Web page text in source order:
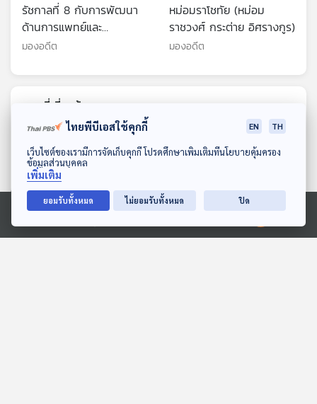
ดาวน์โหลด Thai PBS Podcast Application
Ⓒ 2020 องค์การกระจายเสียงและแพร่ภาพสาธารณะแห่งประเทศไทย
รัชกาลที่ 8 กับการพัฒนา
ด้านการแพทย์และ
การเกษตร
มองอดีต
หม่อมราโชทัย (หม่อม
ราชวงศ์ กระต่าย อิศรางกูร)
มองอดีต
ตอนที่เกี่ยวข้อง
ไทยพีบีเอสใช้คุกกี้ EN TH
เว็บไซต์ของเรามีการจัดเก็บคุกกี้ โปรดศึกษาเพิ่มเติมที่นโยบายคุ้มครอง
ข้อมูลส่วนบุคคล
เพิ่มเติม
ยอมรับทั้งหมด ไม่ยอมรับทั้งหมด ปิด